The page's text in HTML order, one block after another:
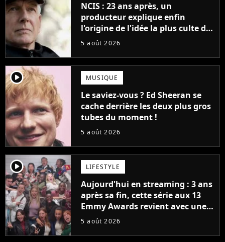
NCIS : 23 ans après, un
producteur explique enfin
l'origine de l'idée la plus culte de
la série (et on ne parle pas du
5 août 2026
player2 MUSIQUE
Le saviez-vous ? Ed Sheeran se
cache derrière les deux plus gros
tubes du moment !
5 août 2026
player2 LIFESTYLE
Aujourd'hui en streaming : 3 ans
après sa fin, cette série aux 13
Emmy Awards revient avec une
suite... totalement différente
5 août 2026